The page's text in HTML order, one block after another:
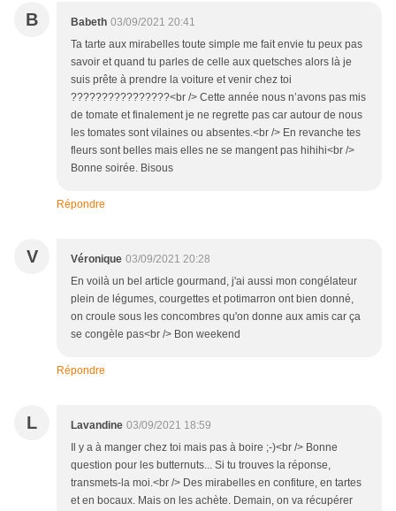
B Babeth 03/09/2021 20:41
Ta tarte aux mirabelles toute simple me fait envie tu peux pas
savoir et quand tu parles de celle aux quetsches alors là je
suis prête à prendre la voiture et venir chez toi
????????????????<br /> Cette année nous n’avons pas mis
de tomate et finalement je ne regrette pas car autour de nous
les tomates sont vilaines ou absentes.<br /> En revanche tes
fleurs sont belles mais elles ne se mangent pas hihihi<br />
Bonne soirée. Bisous
Répondre
V Véronique 03/09/2021 20:28
En voilà un bel article gourmand, j'ai aussi mon congélateur
plein de légumes, courgettes et potimarron ont bien donné,
on croule sous les concombres qu'on donne aux amis car ça
se congèle pas<br /> Bon weekend
Répondre
L Lavandine 03/09/2021 18:59
Il y a à manger chez toi mais pas à boire ;-)<br /> Bonne
question pour les butternuts... Si tu trouves la réponse,
transmets-la moi.<br /> Des mirabelles en confiture, en tartes
et en bocaux. Mais on les achète. Demain, on va récupérer